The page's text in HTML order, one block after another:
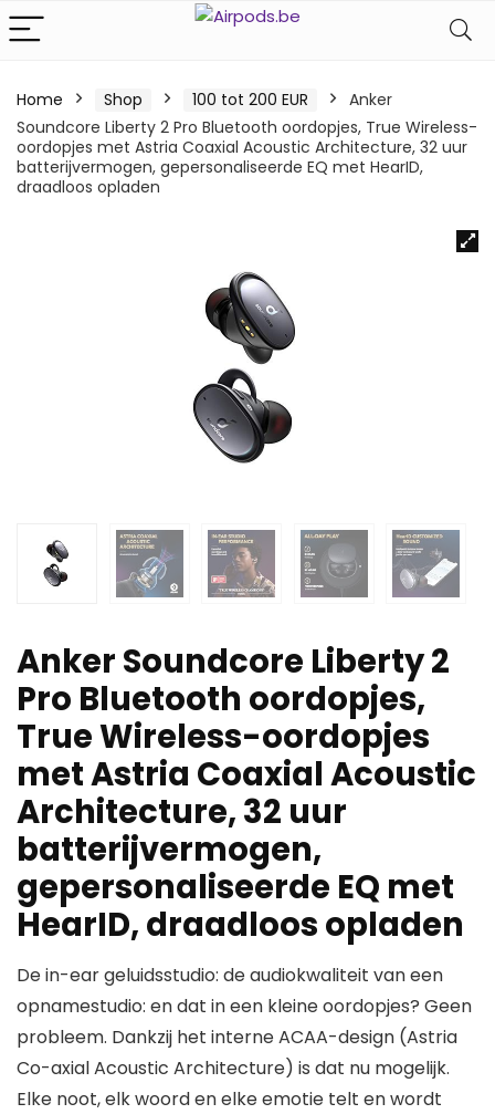
Home Shop 100 tot 200 EUR
Anker
Soundcore Liberty 2 Pro Bluetooth oordopjes, True Wireless-
oordopjes met Astria Coaxial Acoustic Architecture, 32 uur
batterijvermogen, gepersonaliseerde EQ met HearID,
draadloos opladen
Anker Soundcore Liberty 2
Pro Bluetooth oordopjes,
True Wireless-oordopjes
met Astria Coaxial Acoustic
Architecture, 32 uur
batterijvermogen,
gepersonaliseerde EQ met
HearID, draadloos opladen
De in-ear geluidsstudio: de audiokwaliteit van een
opnamestudio: en dat in een kleine oordopjes? Geen
probleem. Dankzij het interne ACAA-design (Astria
Co-axial Acoustic Architecture) is dat nu mogelijk.
Elke noot, elk woord en elke emotie telt en wordt